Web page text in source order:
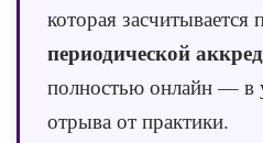
которая
периодической
полностью онлайн — в
отрыва от практики.